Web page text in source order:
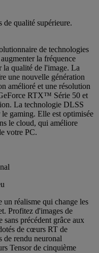
de qualité supérieure.
de technologies
la fréquence
la qualité de l'image. La
une nouvelle génération
amélioré et une résolution
RTX™ Série 50 et
La technologie DLSS
gaming. Elle est optimisée
le cloud, qui améliore
votre PC.
réalisme qui change les
Profitez d'images de
précédent grâce aux
de cœurs RT de
de rendu neuronal
Tensor de cinquième